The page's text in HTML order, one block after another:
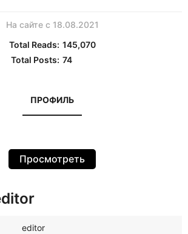
На сайте с 18.08.2021
Total Reads: 145,070
Total Posts: 74
ПРОФИЛЬ
Просмотреть
editor